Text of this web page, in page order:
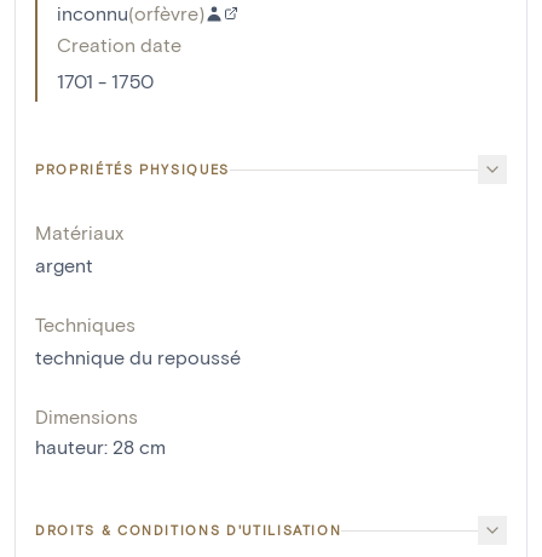
inconnu(orfèvre)
Creation date
1701 - 1750
PROPRIÉTÉS PHYSIQUES
Matériaux
argent
Techniques
technique du repoussé
Dimensions
hauteur: 28 cm
DROITS & CONDITIONS D'UTILISATION